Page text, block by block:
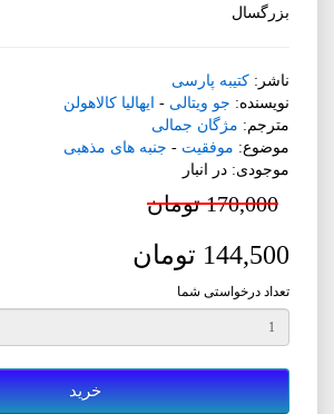
بزرگسال
ناشر: کتیبه پارسی
نویسنده: جو ویتالی - ایهالیا کالاهولن
مترجم: مژگان جمالی
موضوع: موفقیت - جنبه های مذهبی
موجودی: در انبار
170,000 تومان
144,500 تومان
تعداد درخواستی شما
خرید